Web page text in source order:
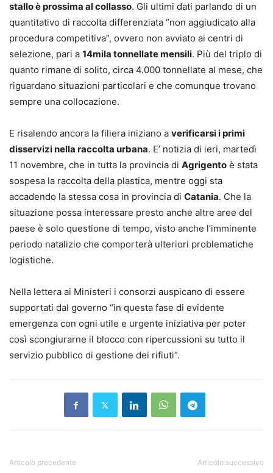
stallo è prossima al collasso. Gli ultimi dati parlando di un
quantitativo di raccolta differenziata “non aggiudicato alla
procedura competitiva”, ovvero non avviato ai centri di
selezione, pari a 14mila tonnellate mensili. Più del triplo di
quanto rimane di solito, circa 4.000 tonnellate al mese, che
riguardano situazioni particolari e che comunque trovano
sempre una collocazione.
E risalendo ancora la filiera iniziano a verificarsi i primi
disservizi nella raccolta urbana. E’ notizia di ieri, martedì
11 novembre, che in tutta la provincia di Agrigento è stata
sospesa la raccolta della plastica, mentre oggi sta
accadendo la stessa cosa in provincia di Catania. Che la
situazione possa interessare presto anche altre aree del
paese è solo questione di tempo, visto anche l’imminente
periodo natalizio che comporterà ulteriori problematiche
logistiche.
Nella lettera ai Ministeri i consorzi auspicano di essere
supportati dal governo “in questa fase di evidente
emergenza con ogni utile e urgente iniziativa per poter
così scongiurarne il blocco con ripercussioni su tutto il
servizio pubblico di gestione dei rifiuti”.
Articolo precedente Articolo successivo